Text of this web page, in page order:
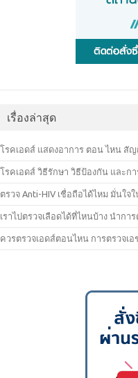
เรื่องล่าสุด
โรคเอดส์ แสดงอาการ ตอน ไหน สั
โรคเอดส์ วิธีรักษา วิธีป้องกัน และก
ตรวจ Anti-HIV เชื่อถือได้ไหม มั่นใ
เราไปตรวจเลือดได้ที่ไหนบ้าง นำกา
ควรตรวจเอดส์ตอนไหน การตรวจเ